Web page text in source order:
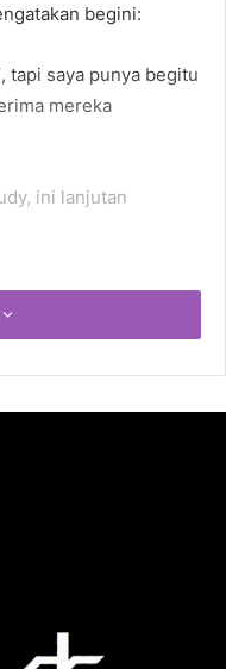
begini:
tapi saya punya begitu
mereka
ini lanjutan
selama 64 tahun,
tua kami saling